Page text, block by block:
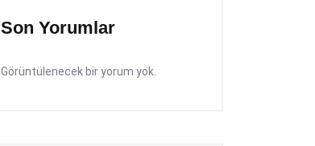
Son Yorumlar
Görüntülenecek bir yorum yok.